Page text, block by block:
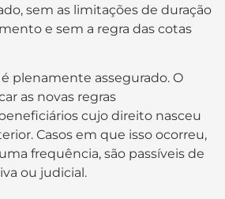
sem as limitações de duração
e sem a regra das cotas
plenamente assegurado. O
as novas regras
cujo direito nasceu
Casos em que isso ocorreu,
frequência, são passíveis de
ou judicial.